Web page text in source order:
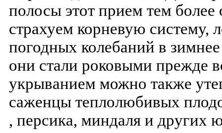
полосы этот прием тем
страхуем корневую систему,
погодных колебаний в
они стали роковыми прежде
укрыванием можно также
саженцы теплолюбивых
, персика, миндаля и